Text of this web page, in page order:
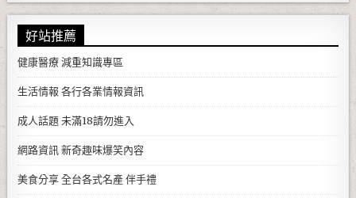
好站推薦
健康醫療 減重知識專區
生活情報 各行各業情報資訊
成人話題 未滿18請勿進入
網路資訊 新奇趣味爆笑內容
美食分享 全台各式名產 伴手禮